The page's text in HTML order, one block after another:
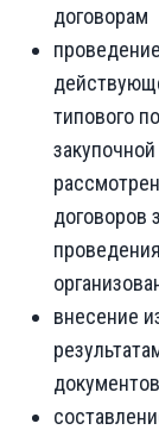
договорам
типового
договоров
внесение
документов